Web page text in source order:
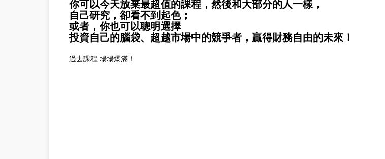
你可以今天放棄最超值的課程，然後和大部分的人一樣，
自己研究，卻看不到起色；
或者，你也可以聰明選擇
投資自己的腦袋、超越市場中的競爭者，贏得財務自由的未來！
過去課程 場場爆滿！